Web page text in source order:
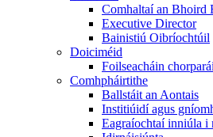
Comhaltaí an Bhoird
Executive Director
Bainistiú Oibríochtúil
Doiciméid
Foilseacháin
Comhpháirtithe
Ballstáit an Aontais
Institiúidí agus
Eagraíochtaí inniúla i